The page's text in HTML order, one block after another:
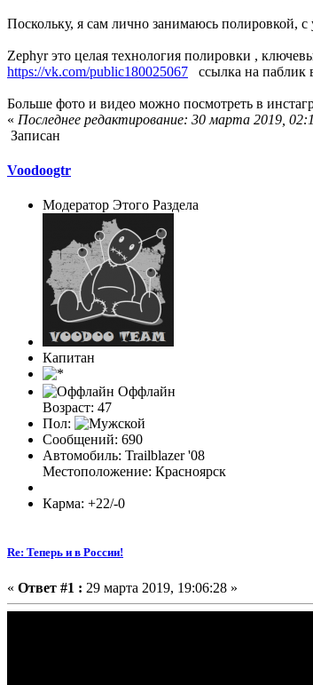
Поскольку, я сам лично занимаюсь полировкой,
Zephyr это целая технология полировки ,
https://vk.com/public180025067 ссылка на паблик
Больше фото и видео можно посмотреть в
« Последнее редактирование: 30 марта 2019,
Записан
Voodoogtr
Модератор Этого Раздела
Капитан
Оффлайн
Возраст: 47
Пол:
Сообщений: 690
Автомобиль: Trailblazer '08
Местоположение: Красноярск
Карма: +22/-0
Re: Теперь и в России!
« Ответ #1 : 29 марта 2019, 19:06:28 »